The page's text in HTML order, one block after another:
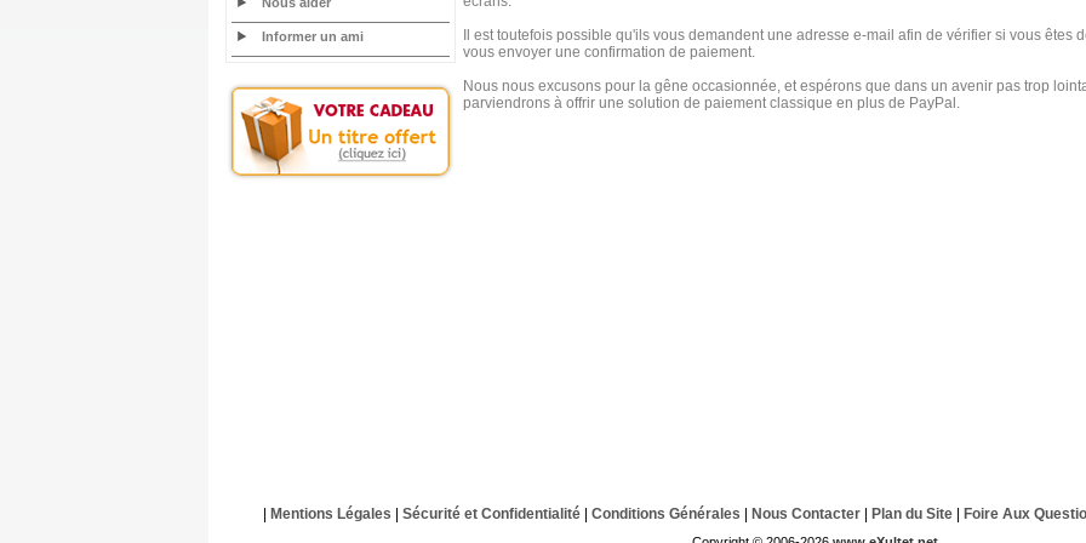
Informer un ami
Il est toutefois possible qu'ils vous demandent une adresse e-mail afin de vérifier si vous êtes
vous envoyer une confirmation de paiement.
Nous nous excusons pour la gêne occasionnée, et espérons que dans un avenir pas trop
parviendrons à offrir une solution de paiement classique en plus de PayPal.
Mentions Légales Sécurité et Confidentialité| Conditions Générales Nous Contacter| Plan du Site| Foire Aux